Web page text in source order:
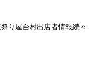
り屋台村出店者情報続々